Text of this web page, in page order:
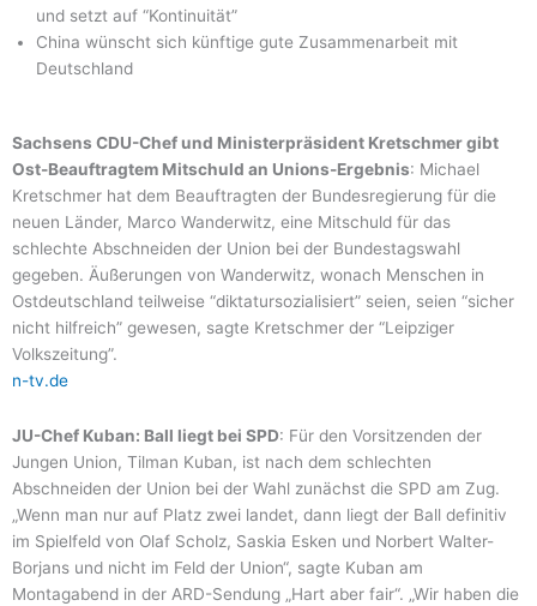
und setzt auf “Kontinuität”
China wünscht sich künftige gute Zusammenarbeit mit
Deutschland
Sachsens CDU-Chef und Ministerpräsident Kretschmer gibt
Ost-Beauftragtem Mitschuld an Unions-Ergebnis: Michael
Kretschmer hat dem Beauftragten der Bundesregierung für die
neuen Länder, Marco Wanderwitz, eine Mitschuld für das
schlechte Abschneiden der Union bei der Bundestagswahl
gegeben. Äußerungen von Wanderwitz, wonach Menschen in
Ostdeutschland teilweise “diktatursozialisiert” seien, seien “sicher
nicht hilfreich” gewesen, sagte Kretschmer der “Leipziger
Volkszeitung”.
n-tv.de
JU-Chef Kuban: Ball liegt bei SPD: Für den Vorsitzenden der
Jungen Union, Tilman Kuban, ist nach dem schlechten
Abschneiden der Union bei der Wahl zunächst die SPD am Zug.
„Wenn man nur auf Platz zwei landet, dann liegt der Ball definitiv
im Spielfeld von Olaf Scholz, Saskia Esken und Norbert Walter-
Borjans und nicht im Feld der Union“, sagte Kuban am
Montagabend in der ARD-Sendung „Hart aber fair“. „Wir haben die